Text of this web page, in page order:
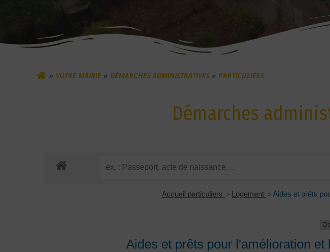
VOTRE MAIRIE DÉMARCHES ADMINISTRATIVES PARTICULIERS
Démarches
Accueil particuliers > Logement > Aides et prêts
Aides et prêts pour l'amélioration